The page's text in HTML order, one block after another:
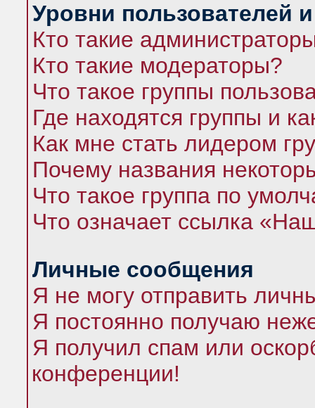
Уровни пользователей
Кто такие
Кто такие модераторы?
Что такое группы
Где находятся группы и
Как мне стать лидером
Почему названия
Что такое группа по
Что означает ссылка
Личные сообщения
Я не могу отправить
Я постоянно получаю
Я получил спам или
конференции!